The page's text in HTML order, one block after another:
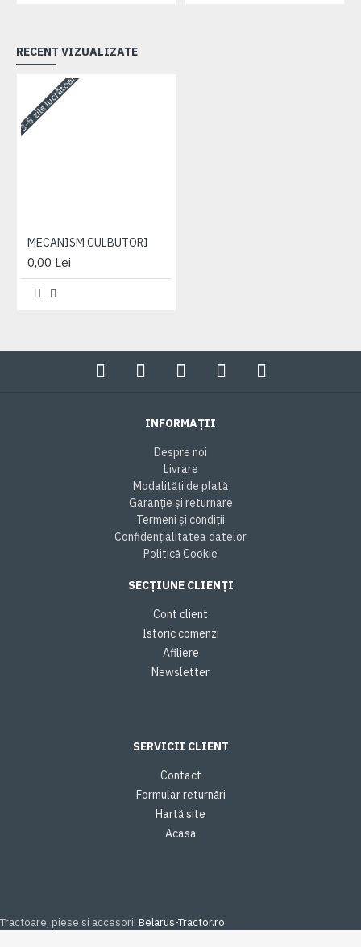
RECENT VIZUALIZATE
3-5 zile lucrătoare
MECANISM CULBUTORI
0,00 Lei
INFORMAȚII
Despre noi
Livrare
Modalități de plată
Garanție și returnare
Termeni și condiții
Confidențialitatea datelor
Politică Cookie
SECȚIUNE CLIENȚI
Cont client
Istoric comenzi
Afiliere
Newsletter
SERVICII CLIENT
Contact
Formular returnări
Hartă site
Acasa
Tractoare, piese si accesorii Belarus-Tractor.ro